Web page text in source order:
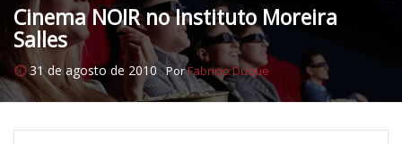
Cinema NOIR no Instituto Moreira
Salles
31 de agosto de 2010 PorFabricio Duque